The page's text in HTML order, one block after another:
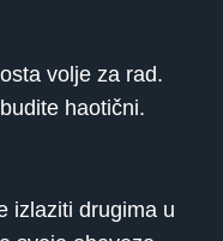
volje za rad.
haotični.
izlaziti drugima u